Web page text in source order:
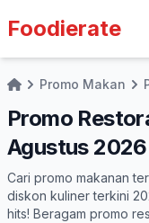
Foodierate
HomePromo Makan
Promo
Agustus 2026
Cari promo makanan
diskon kuliner terkini
hits! Beragam promo